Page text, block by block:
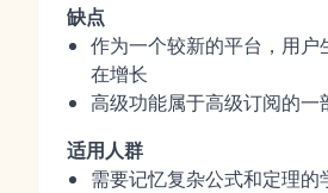
缺点
作为一个较新的平台，用户
在增长
高级功能属于高级订阅的一
适用人群
需要记忆复杂公式和定理的